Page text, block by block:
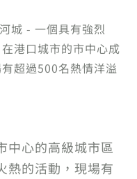
城 - 一個具有強烈
港口城市的市中心成
超過500名熱情洋溢
中心的高級城市區
熱的活動，現場有